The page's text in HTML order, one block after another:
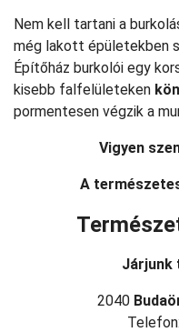
Nem kell tartani a
még lakott épületekben
Építőház burkolói egy
kisebb falfelületeken
pormentesen végzik a
Vigyen
A
Járjunk
2040